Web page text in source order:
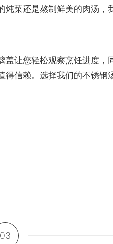
菜还是熬制鲜美的肉汤，
让您轻松观察烹饪进度，
信赖。选择我们的不锈钢
03